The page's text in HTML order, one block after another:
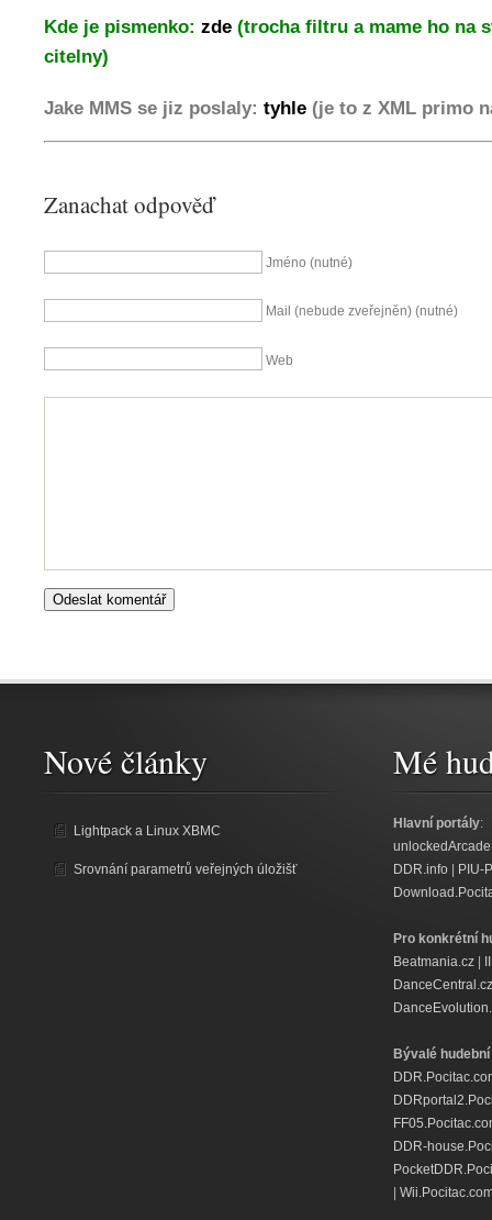
Kde je pismenko: zde (trocha filtru a mame ho na
citelny)
Jake MMS se jiz poslaly: tyhle (je to z XML primo
Zanachat odpověď
Jméno (nutné)
Mail (nebude zveřejněn) (nutné)
Web
Nové články
Lightpack a Linux XBMC
Srovnání parametrů veřejných úložišť
Mé
Hlavní portály:
DDR.info
PIU-
Pro konkrétní
Beatmania.cz
DanceCentral.cz
Bývalé
DDR-